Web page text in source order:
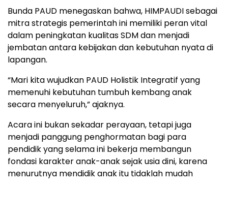
Bunda PAUD menegaskan bahwa, HIMPAUDI sebagai
mitra strategis pemerintah ini memiliki peran vital
dalam peningkatan kualitas SDM dan menjadi
jembatan antara kebijakan dan kebutuhan nyata di
lapangan.
“Mari kita wujudkan PAUD Holistik Integratif yang
memenuhi kebutuhan tumbuh kembang anak
secara menyeluruh,” ajaknya.
Acara ini bukan sekadar perayaan, tetapi juga
menjadi panggung penghormatan bagi para
pendidik yang selama ini bekerja membangun
fondasi karakter anak-anak sejak usia dini, karena
menurutnya mendidik anak itu tidaklah mudah